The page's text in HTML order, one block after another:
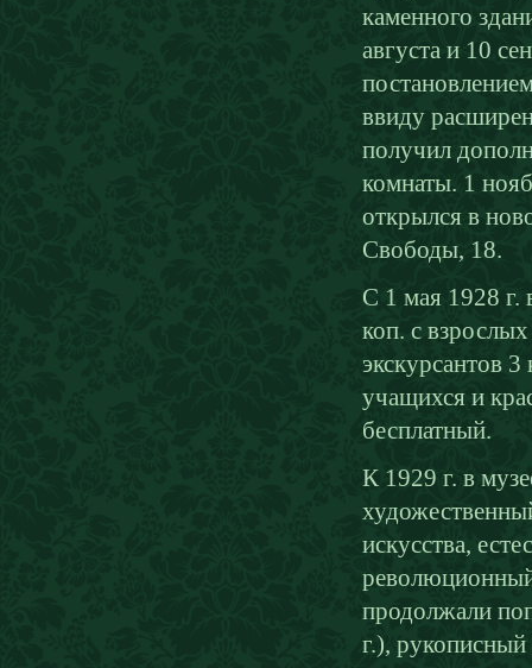
каменного
августа и 10
ввиду
получил
комнаты. 1
открылся в
Свободы, 18.
С 1 мая 1928 г.
коп. с
экскурсантов
учащихся и
бесплатный.
К 1929 г. в
искусства,
продолжали
г.),